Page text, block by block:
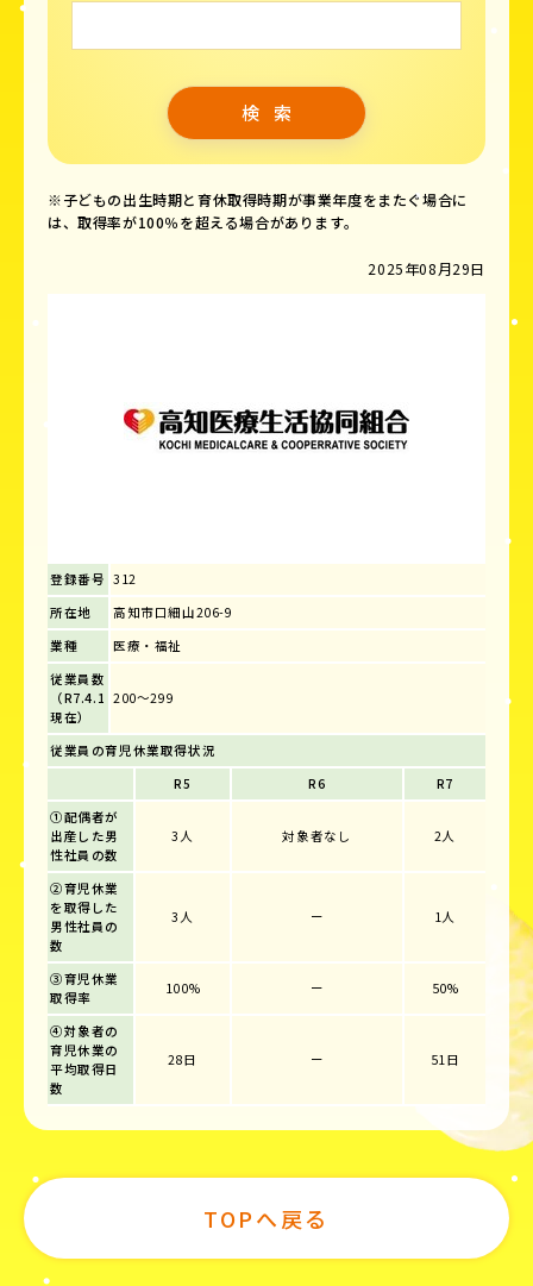
※子どもの出生時期と育休取得時期が事業年度をまたぐ場合に
は、取得率が100％を超える場合があります。
2025年08月29日
登録番号 312
所在地
高知市口細山206-9
業種
医療・福祉
従業員数
（R7.4.1
現在）
200～299
従業員の育児休業取得状況
R5
R6
R7
①配偶者が
出産した男
性社員の数
3人 対象者なし 2人
②育児休業
を取得した
男性社員の
数
3人 ー 1人
③育児休業
取得率
100% ー 50%
④対象者の
育児休業の
平均取得日
数
28日 ー 51日
TOPへ戻る